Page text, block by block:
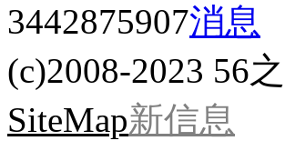
3442875907
(c)2008-2023 56
SiteMap新信息